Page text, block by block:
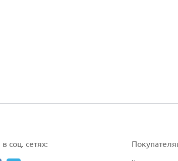
соц. сетях: